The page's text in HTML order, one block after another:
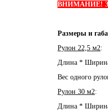
ВНИМАНИЕ!
Размеры и
Рулон 22,5 м2:
Длина *
Вес одного
Рулон 30 м2:
Длина *